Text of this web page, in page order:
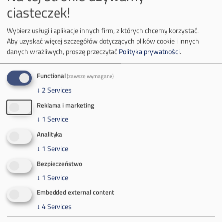
mail: media@pkw-sa.pl
(poniedziałek-piątek 7:00-15:00)
Spółka Południowy Koncern Węglowy
Zakład Górniczy Brzeszcze
Zakład Górniczy Sobieski
ciasteczek!
Wybierz usługi i aplikacje innych firm, z których chcemy korzystać.
Aby uzyskać więcej szczegółów dotyczących plików cookie i innych
danych wrażliwych, proszę przeczytaćPolityka prywatności.
Functional(zawsze wymagane)
↓ 2Services
Reklama i marketing
↓ 1 Service
Analityka
↓ 1 Service
Bezpieczeństwo
↓ 1 Service
Embedded external content
↓ 4Services